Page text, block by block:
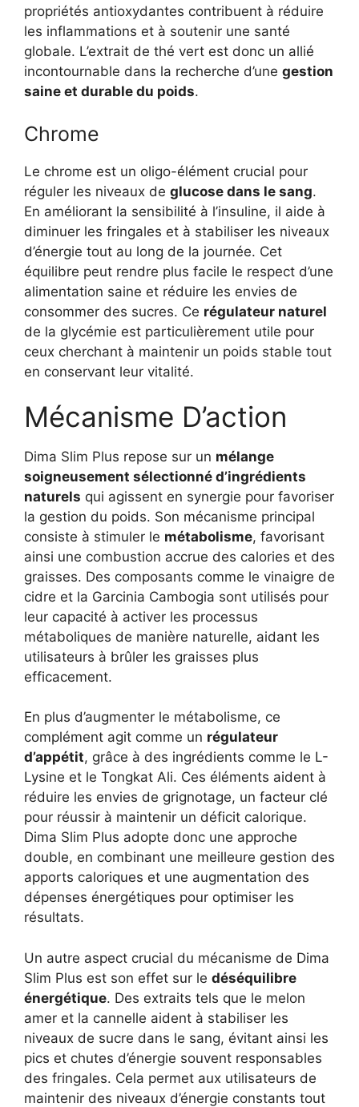
propriétés antioxydantes contribuent à réduire
les inflammations et à soutenir une santé
globale. L’extrait de thé vert est donc un allié
incontournable dans la recherche d’une gestion
saine et durable du poids.
Chrome
Le chrome est un oligo-élément crucial pour
réguler les niveaux de glucose dans le sang.
En améliorant la sensibilité à l’insuline, il aide à
diminuer les fringales et à stabiliser les niveaux
d’énergie tout au long de la journée. Cet
équilibre peut rendre plus facile le respect d’une
alimentation saine et réduire les envies de
consommer des sucres. Ce régulateur naturel
de la glycémie est particulièrement utile pour
ceux cherchant à maintenir un poids stable tout
en conservant leur vitalité.
Mécanisme D’action
Dima Slim Plus repose sur un mélange
soigneusement sélectionné d’ingrédients
naturels qui agissent en synergie pour favoriser
la gestion du poids. Son mécanisme principal
consiste à stimuler le métabolisme, favorisant
ainsi une combustion accrue des calories et des
graisses. Des composants comme le vinaigre de
cidre et la Garcinia Cambogia sont utilisés pour
leur capacité à activer les processus
métaboliques de manière naturelle, aidant les
utilisateurs à brûler les graisses plus
efficacement.
En plus d’augmenter le métabolisme, ce
complément agit comme un régulateur
d’appétit, grâce à des ingrédients comme le L-
Lysine et le Tongkat Ali. Ces éléments aident à
réduire les envies de grignotage, un facteur clé
pour réussir à maintenir un déficit calorique.
Dima Slim Plus adopte donc une approche
double, en combinant une meilleure gestion des
apports caloriques et une augmentation des
dépenses énergétiques pour optimiser les
résultats.
Un autre aspect crucial du mécanisme de Dima
Slim Plus est son effet sur le déséquilibre
énergétique. Des extraits tels que le melon
amer et la cannelle aident à stabiliser les
niveaux de sucre dans le sang, évitant ainsi les
pics et chutes d’énergie souvent responsables
des fringales. Cela permet aux utilisateurs de
maintenir des niveaux d’énergie constants tout